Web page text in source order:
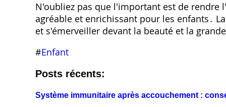
N'oubliez pas que l'important est de rendre
agréable et enrichissant pour les enfants․
et s'émerveiller devant la beauté et la
#Enfant
Posts récents:
Système immunitaire après accouchement :